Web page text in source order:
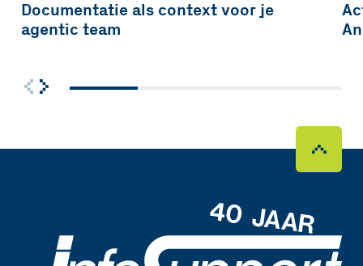
Documentatie als context voor je
agentic team